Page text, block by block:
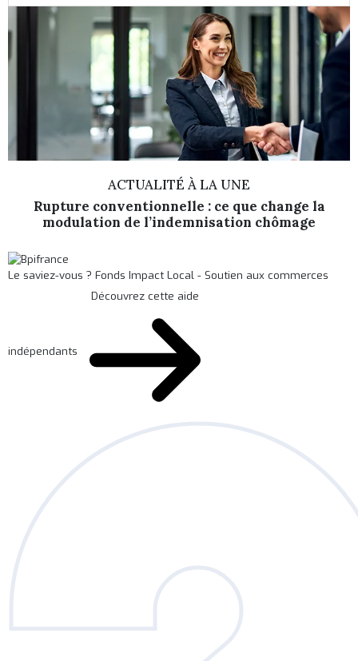
ACTUALITÉ À LA UNE
Rupture conventionnelle : ce que change la
modulation de l’indemnisation chômage
Le saviez-vous ?Fonds Impact Local - Soutien aux commerces
indépendants
Découvrez cette aide